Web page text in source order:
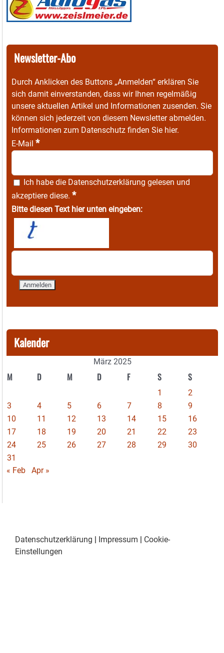
Newsletter-Abo
Durch Anklicken des Buttons „Anmelden“ erklären Sie
sich damit einverstanden, dass wir Ihnen regelmäßig
unsere aktuellen Artikel und Informationen zusenden. Sie
können sich jederzeit von diesem Newsletter abmelden.
Informationen zum Datenschutz finden Sie hier.
E-Mail *
Ich habe die Datenschutzerklärung gelesen und
akzeptiere diese. *
Bitte diesen Text hier unten eingeben:
Kalender
März 2025
M D M D F S S
1
2
3
4 5 6 7 8
9
10
11 12 13 14 15
16
17
18 19 20 21 22
23
24
25 26 27 28 29
30
31
« Feb
Apr »
Datenschutzerklärung Impressum
Cookie-
Einstellungen